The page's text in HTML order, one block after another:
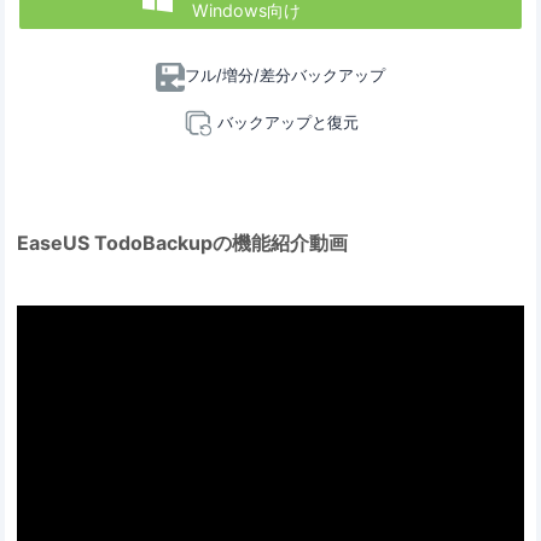
Windows向け
フル/増分/差分バックアップ
バックアップと復元
EaseUS TodoBackupの機能紹介動画